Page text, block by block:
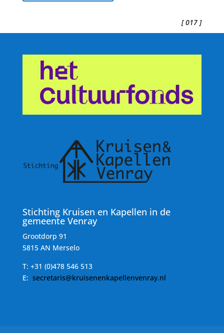
[ 017 ]
Stichting Kruisen en Kapellen in de
gemeente Venray
Grootdorp 91
5815 AN Merselo
T: +31 (0)478 546 513
E: secretaris@kruisenenkapellenvenray.nl